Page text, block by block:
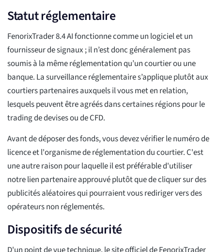
Statut réglementaire
FenorixTrader 8.4 AI fonctionne comme un logiciel et un
fournisseur de signaux ; il n’est donc généralement pas
soumis à la même réglementation qu’un courtier ou une
banque. La surveillance réglementaire s’applique plutôt aux
courtiers partenaires auxquels il vous met en relation,
lesquels peuvent être agréés dans certaines régions pour le
trading de devises ou de CFD.
Avant de déposer des fonds, vous devez vérifier le numéro de
licence et l'organisme de réglementation du courtier. C'est
une autre raison pour laquelle il est préférable d'utiliser
notre lien partenaire approuvé plutôt que de cliquer sur des
publicités aléatoires qui pourraient vous rediriger vers des
opérateurs non réglementés.
Dispositifs de sécurité